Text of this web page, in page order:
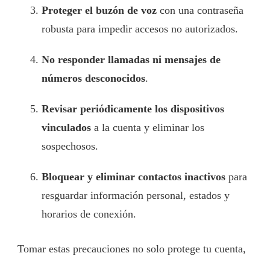
Proteger el buzón de voz con una contraseña
robusta para impedir accesos no autorizados.
No responder llamadas ni mensajes de
números desconocidos.
Revisar periódicamente los dispositivos
vinculados a la cuenta y eliminar los
sospechosos.
Bloquear y eliminar contactos inactivos para
resguardar información personal, estados y
horarios de conexión.
Tomar estas precauciones no solo protege tu cuenta,